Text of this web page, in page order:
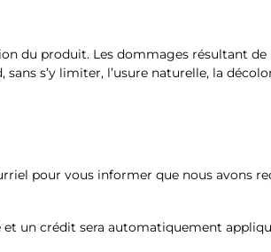
du produit. Les dommages résultant
s’y limiter, l’usure naturelle, la
pour vous informer que nous avons
un crédit sera automatiquement